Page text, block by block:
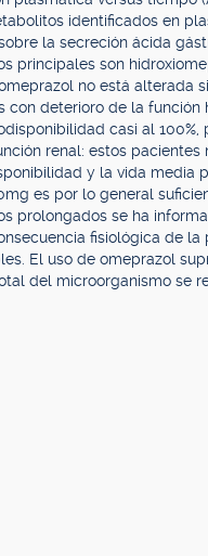
identificados en
la secreción ácida
principales son
no está alterada
con deterioro de la
casi al
renal: estos
y la vida media
es por lo general
prolongados se ha
fisiológica de
El uso de omeprazol
del microorganismo se